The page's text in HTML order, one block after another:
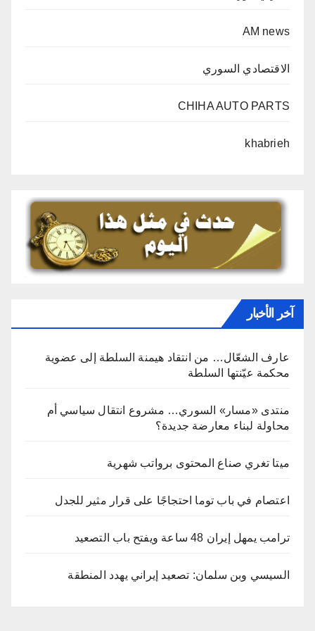
AM news
الاقتصادي السوري
CHIHA AUTO PARTS
khabrieh
آخر الأخبار
عارف الشعّال… من انتقاد هيمنة السلطة إلى عضوية
محكمة عيّنتها السلطة
منتدى «مسار» السوري… مشروع انتقال سياسي أم
محاولة لبناء معارضة جديدة؟
ميتا تغري صناع المحتوى برواتب شهرية
اعتصام في باب توما احتجاجًا على قرار مثير للجدل
ترامب يمهل إيران 48 ساعة ويفتح باب التصعيد
السيسي وبن سلمان: تصعيد إيراني يهدد المنطقة